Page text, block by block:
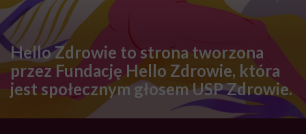
Hello Zdrowie to strona tworzona
przez Fundację Hello Zdrowie, która
jest społecznym głosem USP Zdrowie.